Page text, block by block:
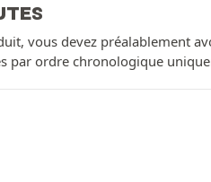
vous devez préalablement
par ordre chronologique